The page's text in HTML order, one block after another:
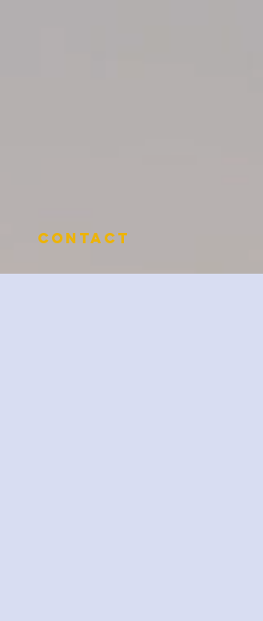
Contact